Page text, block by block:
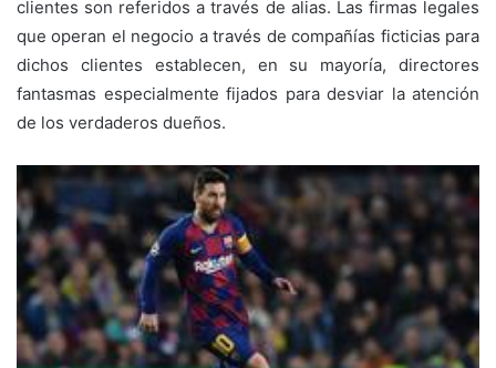
clientes son referidos a través de alias. Las firmas legales
que operan el negocio a través de compañías ficticias para
dichos clientes establecen, en su mayoría, directores
fantasmas especialmente fijados para desviar la atención
de los verdaderos dueños.